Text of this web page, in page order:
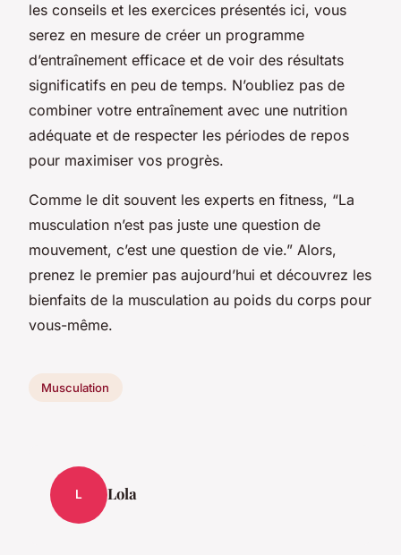
les conseils et les exercices présentés ici, vous
serez en mesure de créer un programme
d’entraînement efficace et de voir des résultats
significatifs en peu de temps. N’oubliez pas de
combiner votre entraînement avec une nutrition
adéquate et de respecter les périodes de repos
pour maximiser vos progrès.
Comme le dit souvent les experts en fitness, “La
musculation n’est pas juste une question de
mouvement, c’est une question de vie.” Alors,
prenez le premier pas aujourd’hui et découvrez les
bienfaits de la musculation au poids du corps pour
vous-même.
Musculation
L Lola